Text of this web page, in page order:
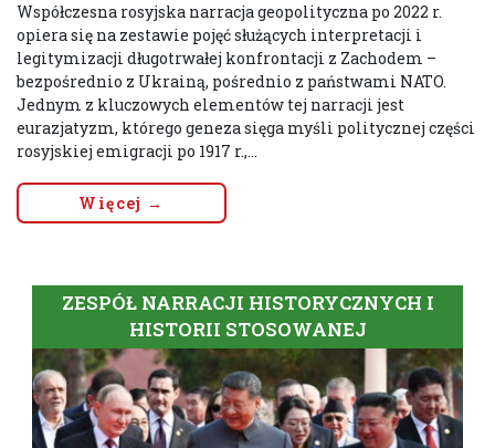
Współczesna rosyjska narracja geopolityczna po 2022 r.
opiera się na zestawie pojęć służących interpretacji i
legitymizacji długotrwałej konfrontacji z Zachodem –
bezpośrednio z Ukrainą, pośrednio z państwami NATO.
Jednym z kluczowych elementów tej narracji jest
eurazjatyzm, którego geneza sięga myśli politycznej części
rosyjskiej emigracji po 1917 r.,...
Więcej →
ZESPÓŁ NARRACJI HISTORYCZNYCH I
HISTORII STOSOWANEJ